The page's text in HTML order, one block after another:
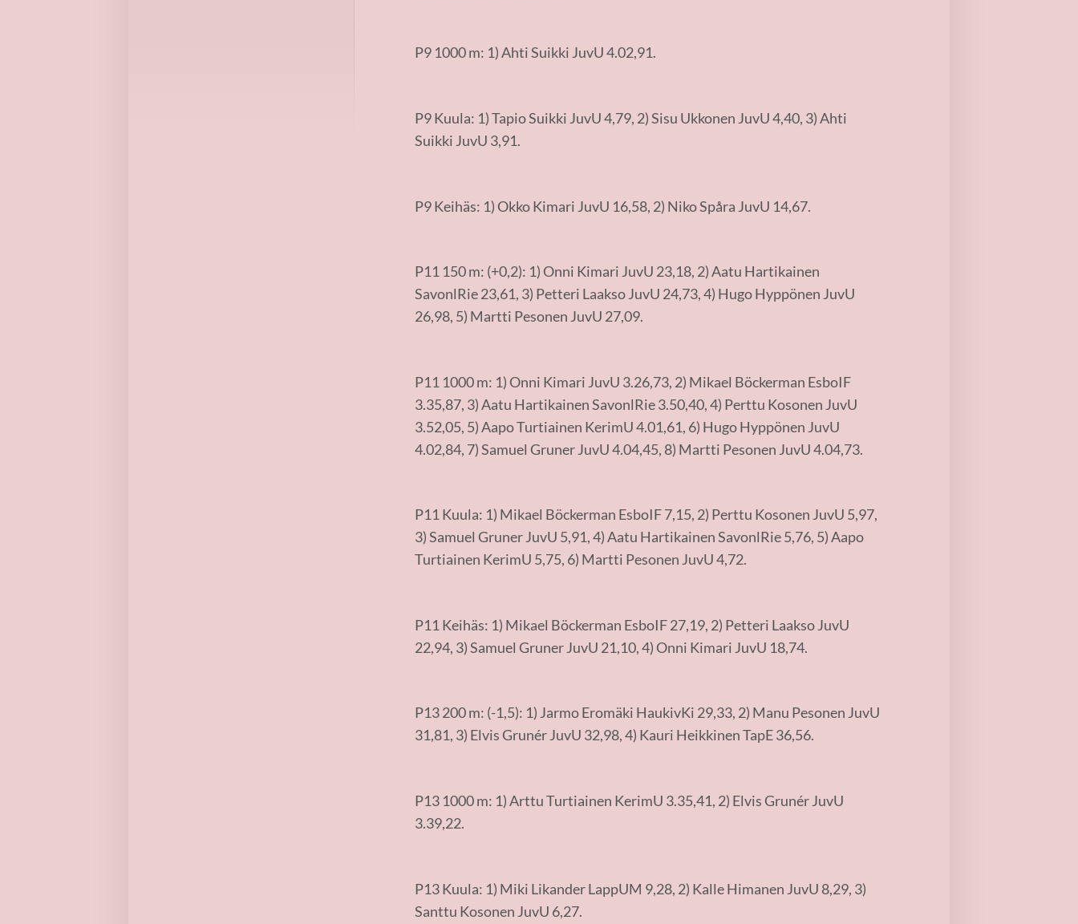
P9 1000 m: 1) Ahti Suikki JuvU 4.02,91.
P9 Kuula: 1) Tapio Suikki JuvU 4,79, 2) Sisu Ukkonen JuvU 4,40, 3) Ahti
Suikki JuvU 3,91.
P9 Keihäs: 1) Okko Kimari JuvU 16,58, 2) Niko Spåra JuvU 14,67.
P11 150 m: (+0,2): 1) Onni Kimari JuvU 23,18, 2) Aatu Hartikainen
SavonlRie 23,61, 3) Petteri Laakso JuvU 24,73, 4) Hugo Hyppönen JuvU
26,98, 5) Martti Pesonen JuvU 27,09.
P11 1000 m: 1) Onni Kimari JuvU 3.26,73, 2) Mikael Böckerman EsboIF
3.35,87, 3) Aatu Hartikainen SavonlRie 3.50,40, 4) Perttu Kosonen JuvU
3.52,05, 5) Aapo Turtiainen KerimU 4.01,61, 6) Hugo Hyppönen JuvU
4.02,84, 7) Samuel Gruner JuvU 4.04,45, 8) Martti Pesonen JuvU 4.04,73.
P11 Kuula: 1) Mikael Böckerman EsboIF 7,15, 2) Perttu Kosonen JuvU 5,97,
3) Samuel Gruner JuvU 5,91, 4) Aatu Hartikainen SavonlRie 5,76, 5) Aapo
Turtiainen KerimU 5,75, 6) Martti Pesonen JuvU 4,72.
P11 Keihäs: 1) Mikael Böckerman EsboIF 27,19, 2) Petteri Laakso JuvU
22,94, 3) Samuel Gruner JuvU 21,10, 4) Onni Kimari JuvU 18,74.
P13 200 m: (-1,5): 1) Jarmo Eromäki HaukivKi 29,33, 2) Manu Pesonen JuvU
31,81, 3) Elvis Grunér JuvU 32,98, 4) Kauri Heikkinen TapE 36,56.
P13 1000 m: 1) Arttu Turtiainen KerimU 3.35,41, 2) Elvis Grunér JuvU
3.39,22.
P13 Kuula: 1) Miki Likander LappUM 9,28, 2) Kalle Himanen JuvU 8,29, 3)
Santtu Kosonen JuvU 6,27.